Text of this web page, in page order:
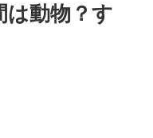
は動物？す